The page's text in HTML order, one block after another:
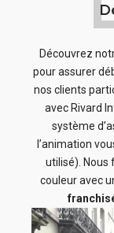
Découvrez
pour assurer
nos clients
avec Rivard
système
l’animation
utilisé). Nous
couleur avec